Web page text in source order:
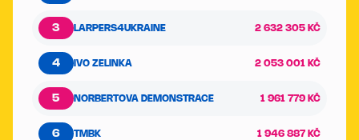
3 LARPERS4UKRAINE 2 632 305 KČ
4 IVO ZELINKA 2 053 001 KČ
5 NORBERTOVA DEMONSTRACE 1 961 779 KČ
6 TMBK 1 946 887 KČ